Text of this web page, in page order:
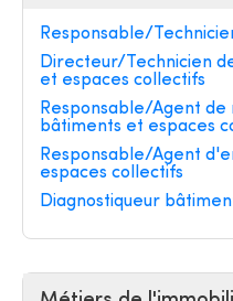
Responsable/
Directeur/Technicien
et espaces collectifs
Responsable/Agent de
bâtiments et espaces
Responsable/Agent
espaces collectifs
Diagnostiqueur